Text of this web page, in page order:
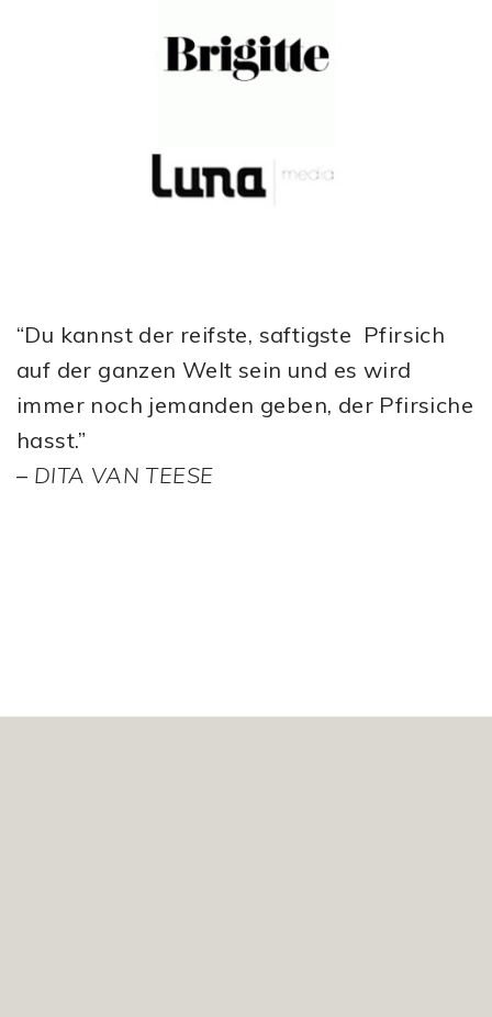
“Du kannst der reifste, saftigste Pfirsich
auf der ganzen Welt sein und es wird
immer noch jemanden geben, der Pfirsiche
hasst.”
– DITA VAN TEESE